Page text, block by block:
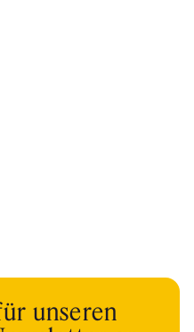
unseren